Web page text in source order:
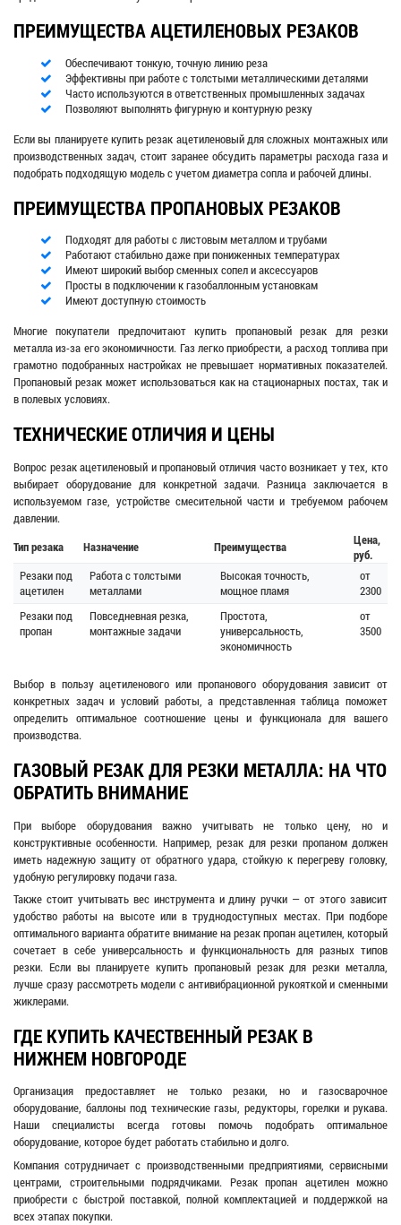
ПРЕИМУЩЕСТВА АЦЕТИЛЕНОВЫХ РЕЗАКОВ
Обеспечивают тонкую, точную линию реза
Эффективны при работе с толстыми металлическими деталями
Часто используются в ответственных промышленных задачах
Позволяют выполнять фигурную и контурную резку
Если вы планируете купить резак ацетиленовый для сложных монтажных или
производственных задач, стоит заранее обсудить параметры расхода газа и
подобрать подходящую модель с учетом диаметра сопла и рабочей длины.
ПРЕИМУЩЕСТВА ПРОПАНОВЫХ РЕЗАКОВ
Подходят для работы с листовым металлом и трубами
Работают стабильно даже при пониженных температурах
Имеют широкий выбор сменных сопел и аксессуаров
Просты в подключении к газобаллонным установкам
Имеют доступную стоимость
Многие покупатели предпочитают купить пропановый резак для резки
металла из-за его экономичности. Газ легко приобрести, а расход топлива при
грамотно подобранных настройках не превышает нормативных показателей.
Пропановый резак может использоваться как на стационарных постах, так и
в полевых условиях.
ТЕХНИЧЕСКИЕ ОТЛИЧИЯ И ЦЕНЫ
Вопрос резак ацетиленовый и пропановый отличия часто возникает у тех, кто
выбирает оборудование для конкретной задачи. Разница заключается в
используемом газе, устройстве смесительной части и требуемом рабочем
давлении.
Тип резака Назначение Преимущества
Цена,
руб.
Резаки под
ацетилен
Работа с толстыми
металлами
Высокая точность,
мощное пламя
от
2300
Резаки под
пропан
Повседневная резка,
монтажные задачи
Простота,
универсальность,
экономичность
от
3500
Выбор в пользу ацетиленового или пропанового оборудования зависит от
конкретных задач и условий работы, а представленная таблица поможет
определить оптимальное соотношение цены и функционала для вашего
производства.
ГАЗОВЫЙ РЕЗАК ДЛЯ РЕЗКИ МЕТАЛЛА: НА ЧТО
ОБРАТИТЬ ВНИМАНИЕ
При выборе оборудования важно учитывать не только цену, но и
конструктивные особенности. Например, резак для резки пропаном должен
иметь надежную защиту от обратного удара, стойкую к перегреву головку,
удобную регулировку подачи газа.
Также стоит учитывать вес инструмента и длину ручки — от этого зависит
удобство работы на высоте или в труднодоступных местах. При подборе
оптимального варианта обратите внимание на резак пропан ацетилен, который
сочетает в себе универсальность и функциональность для разных типов
резки. Если вы планируете купить пропановый резак для резки металла,
лучше сразу рассмотреть модели с антивибрационной рукояткой и сменными
жиклерами.
ГДЕ КУПИТЬ КАЧЕСТВЕННЫЙ РЕЗАК В
НИЖНЕМ НОВГОРОДЕ
Организация предоставляет не только резаки, но и газосварочное
оборудование, баллоны под технические газы, редукторы, горелки и рукава.
Наши специалисты всегда готовы помочь подобрать оптимальное
оборудование, которое будет работать стабильно и долго.
Компания сотрудничает с производственными предприятиями, сервисными
центрами, строительными подрядчиками. Резак пропан ацетилен можно
приобрести с быстрой поставкой, полной комплектацией и поддержкой на
всех этапах покупки.